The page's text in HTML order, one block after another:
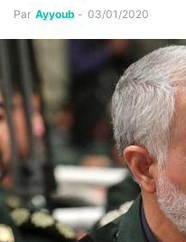
Par Ayyoub - 03/01/2020